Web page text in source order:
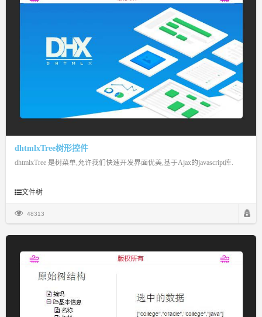
dhtmlxTree树形控件
dhtmlxTree 是树菜单,允许我们快速开发界面优美,基于Ajax的javascript库.
文件树
48313